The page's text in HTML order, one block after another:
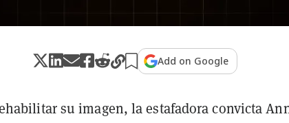
Add on Google
su imagen, la estafadora convicta